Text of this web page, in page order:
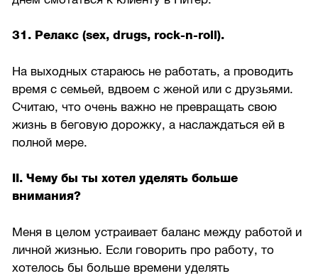
31. Релакс (sex, drugs, rock-n-roll).
На выходных стараюсь не работать, а проводить
время с семьей, вдвоем с женой или с друзьями.
Считаю, что очень важно не превращать свою
жизнь в беговую дорожку, а наслаждаться ей в
полной мере.
II. Чему бы ты хотел уделять больше
внимания?
Меня в целом устраивает баланс между работой и
личной жизнью. Если говорить про работу, то
хотелось бы больше времени уделять